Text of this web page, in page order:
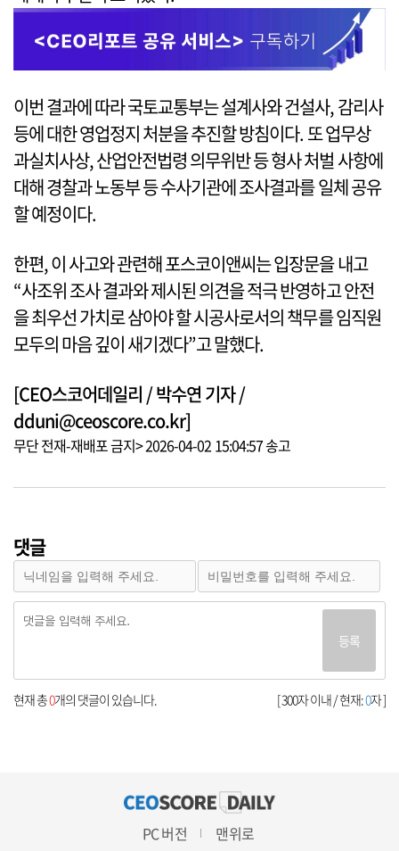
이번 결과에 따라 국토교통부는 설계사와 건설사, 감리사
등에 대한 영업정지 처분을 추진할 방침이다. 또 업무상
과실치사상, 산업안전법령 의무위반 등 형사 처벌 사항에
대해 경찰과 노동부 등 수사기관에 조사결과를 일체 공유
할 예정이다.
한편, 이 사고와 관련해 포스코이앤씨는 입장문을 내고
“사조위 조사 결과와 제시된 의견을 적극 반영하고 안전
을 최우선 가치로 삼아야 할 시공사로서의 책무를 임직원
모두의 마음 깊이 새기겠다”고 말했다.
[CEO스코어데일리 / 박수연 기자 /
dduni@ceoscore.co.kr]
무단 전재-재배포 금지> 2026-04-02 15:04:57 송고
댓글
등록
[ 300자 이내 / 현재:0자 ]
현재 총0개의 댓글이 있습니다.
PC 버전 맨위로